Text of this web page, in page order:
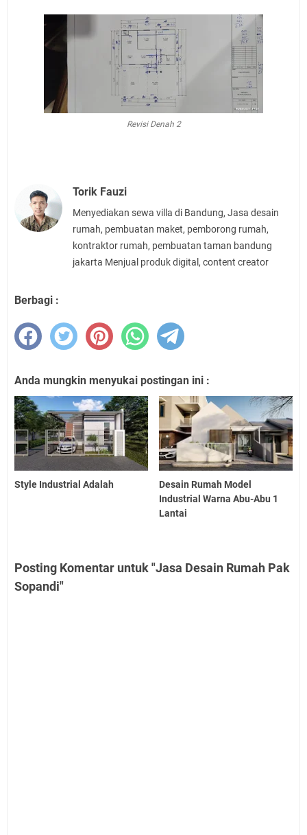
Revisi Denah 2
Torik Fauzi
Menyediakan sewa villa di Bandung, Jasa desain
rumah, pembuatan maket, pemborong rumah,
kontraktor rumah, pembuatan taman bandung
jakarta Menjual produk digital, content creator
Berbagi :
Anda mungkin menyukai postingan ini :
Style Industrial Adalah
Desain Rumah Model
Industrial Warna Abu-Abu 1
Lantai
Posting Komentar untuk "Jasa Desain Rumah Pak
Sopandi"